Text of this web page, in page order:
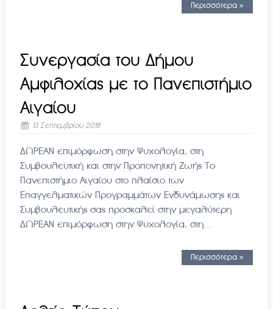
Περισσότερα »
Συνεργασία του Δήμου
Αμφιλοχίας με το Πανεπιστήμιο
Αιγαίου
13 Σεπτεμβρίου 2018
ΔΩΡΕΑΝ επιμόρφωση στην Ψυχολογία, στη
Συμβουλευτική και στην Προπονητική Ζωής Το
Πανεπιστήμιο Αιγαίου στο πλαίσιο των
Επαγγελματικών Προγραμμάτων Ενδυνάμωσης και
Συμβουλευτικής σας προσκαλεί στην μεγαλύτερη
ΔΩΡΕΑΝ επιμόρφωση στην Ψυχολογία, στη…
Περισσότερα »